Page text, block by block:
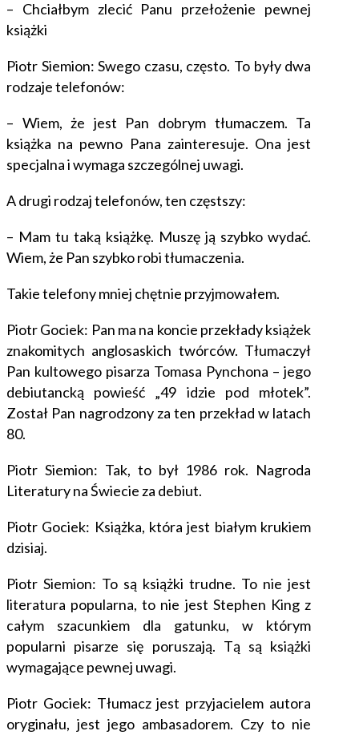
– Chciałbym zlecić Panu przełożenie pewnej
książki
Piotr Siemion: Swego czasu, często. To były dwa
rodzaje telefonów:
– Wiem, że jest Pan dobrym tłumaczem. Ta
książka na pewno Pana zainteresuje. Ona jest
specjalna i wymaga szczególnej uwagi.
A drugi rodzaj telefonów, ten częstszy:
– Mam tu taką książkę. Muszę ją szybko wydać.
Wiem, że Pan szybko robi tłumaczenia.
Takie telefony mniej chętnie przyjmowałem.
Piotr Gociek: Pan ma na koncie przekłady książek
znakomitych anglosaskich twórców. Tłumaczył
Pan kultowego pisarza Tomasa Pynchona – jego
debiutancką powieść „49 idzie pod młotek”.
Został Pan nagrodzony za ten przekład w latach
80.
Piotr Siemion: Tak, to był 1986 rok. Nagroda
Literatury na Świecie za debiut.
Piotr Gociek: Książka, która jest białym krukiem
dzisiaj.
Piotr Siemion: To są książki trudne. To nie jest
literatura popularna, to nie jest Stephen King z
całym szacunkiem dla gatunku, w którym
popularni pisarze się poruszają. Tą są książki
wymagające pewnej uwagi.
Piotr Gociek: Tłumacz jest przyjacielem autora
oryginału, jest jego ambasadorem. Czy to nie